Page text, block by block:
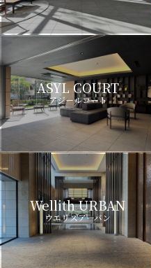
ASYL COURT
アジールコート
Wellith URBAN
ウエリスアーバン